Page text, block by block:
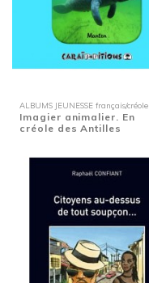
ALBUMS JEUNESSE français/créole
Imagier animalier. En
créole des Antilles